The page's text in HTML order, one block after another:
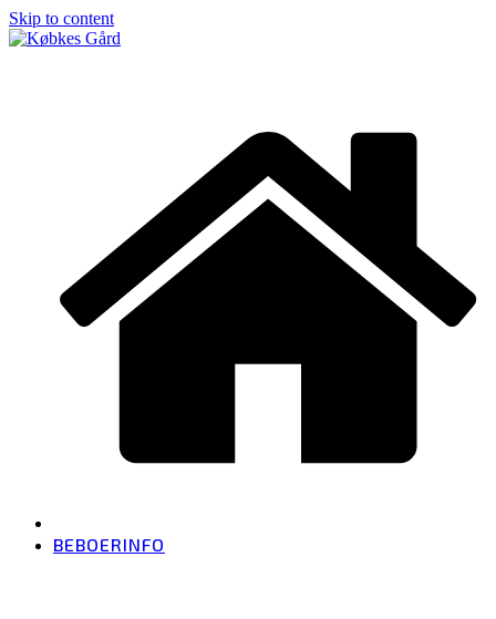
Skip to content
BEBOERINFO